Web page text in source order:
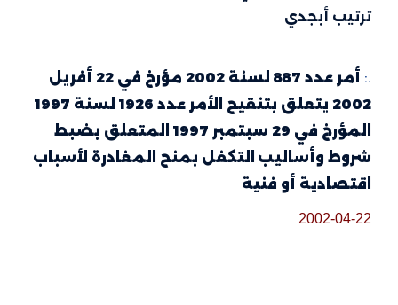
ترتيب أبجدي
أمر عدد 887 لسنة 2002 مؤرخ في 22 أفريل
2002 يتعلق بتنقيح الأمر عدد 1926 لسنة 1997
المؤرخ في 29 سبتمبر 1997 المتعلق بضبط
شروط وأساليب التكفل بمنح المغادرة لأسباب
اقتصادية أو فنية
2002-04-22